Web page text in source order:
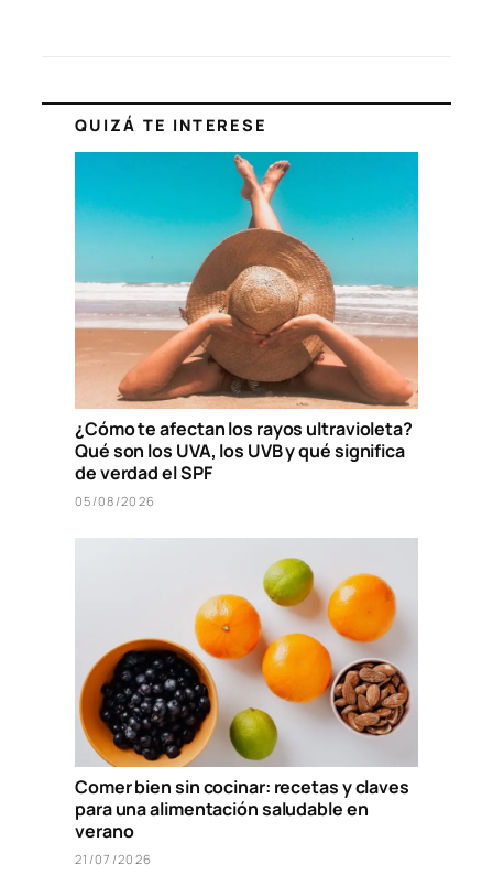
QUIZÁ TE INTERESE
¿Cómo te afectan los rayos ultravioleta?
Qué son los UVA, los UVB y qué significa
de verdad el SPF
05/08/2026
Comer bien sin cocinar: recetas y claves
para una alimentación saludable en
verano
21/07/2026